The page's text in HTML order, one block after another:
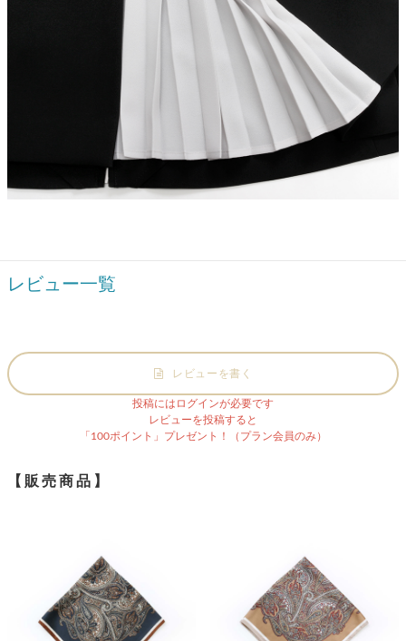
レビュー一覧
レビューを書く
投稿にはログインが必要です
レビューを投稿すると
「100ポイント」プレゼント！（プラン会員のみ）
【販売商品】